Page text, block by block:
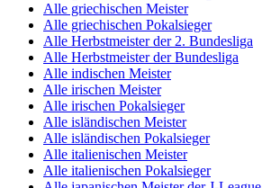
Alle griechischen Meister
Alle griechischen Pokalsieger
Alle Herbstmeister der 2. Bundesliga
Alle Herbstmeister der Bundesliga
Alle indischen Meister
Alle irischen Meister
Alle irischen Pokalsieger
Alle isländischen Meister
Alle isländischen Pokalsieger
Alle italienischen Meister
Alle italienischen Pokalsieger